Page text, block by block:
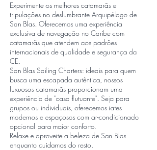
Experimente os melhores catamarãs e
tripulações no deslumbrante Arquipélago de
San Blas. Oferecemos uma experiência
exclusiva de navegação no Caribe com
catamarãs que atendem aos padrões
internacionais de qualidade e segurança da
CE.
San Blas Sailing Charters: ideais para quem
busca uma escapada autêntica, nossos
luxuosos catamarãs proporcionam uma
experiência de "casa flutuante". Seja para
grupos ou individuais, oferecemos iates
modernos e espaçosos com ar-condicionado
opcional para maior conforto.
Relaxe e aproveite a beleza de San Blas
enquanto cuidamos do resto.